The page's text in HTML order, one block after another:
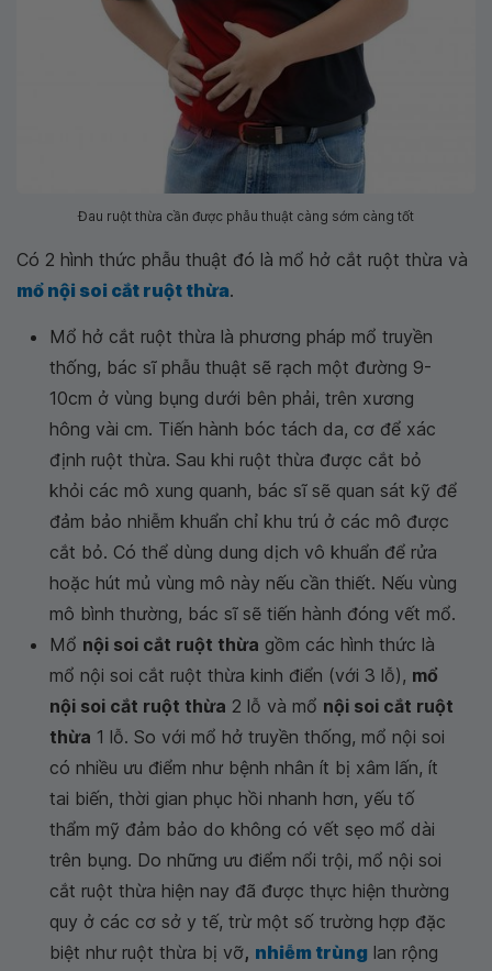
Đau ruột thừa cần được phẫu thuật càng sớm càng tốt
Có 2 hình thức phẫu thuật đó là mổ hở cắt ruột thừa và
mổ nội soi cắt ruột thừa.
Mổ hở cắt ruột thừa là phương pháp mổ truyền
thống, bác sĩ phẫu thuật sẽ rạch một đường 9-
10cm ở vùng bụng dưới bên phải, trên xương
hông vài cm. Tiến hành bóc tách da, cơ để xác
định ruột thừa. Sau khi ruột thừa được cắt bỏ
khỏi các mô xung quanh, bác sĩ sẽ quan sát kỹ để
đảm bảo nhiễm khuẩn chỉ khu trú ở các mô được
cắt bỏ. Có thể dùng dung dịch vô khuẩn để rửa
hoặc hút mủ vùng mô này nếu cần thiết. Nếu vùng
mô bình thường, bác sĩ sẽ tiến hành đóng vết mổ.
Mổ nội soi cắt ruột thừa gồm các hình thức là
mổ nội soi cắt ruột thừa kinh điển (với 3 lỗ), mổ
nội soi cắt ruột thừa 2 lỗ và mổ nội soi cắt ruột
thừa 1 lỗ. So với mổ hở truyền thống, mổ nội soi
có nhiều ưu điểm như bệnh nhân ít bị xâm lấn, ít
tai biến, thời gian phục hồi nhanh hơn, yếu tố
thẩm mỹ đảm bảo do không có vết sẹo mổ dài
trên bụng. Do những ưu điểm nổi trội, mổ nội soi
cắt ruột thừa hiện nay đã được thực hiện thường
quy ở các cơ sở y tế, trừ một số trường hợp đặc
biệt như ruột thừa bị vỡ, nhiễm trùng lan rộng